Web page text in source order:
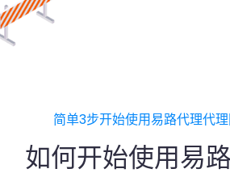
简单3步开始使用易路代理代
如何开始使用易